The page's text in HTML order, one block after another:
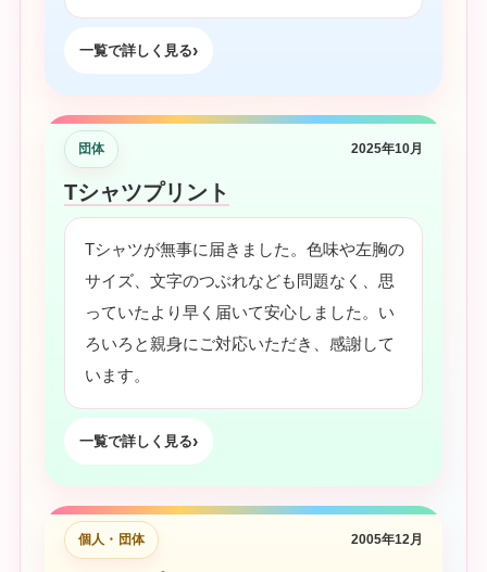
一覧で詳しく見る
団体 2025年10月
Tシャツプリント
Tシャツが無事に届きました。色味や左胸の
サイズ、文字のつぶれなども問題なく、思
っていたより早く届いて安心しました。い
ろいろと親身にご対応いただき、感謝して
います。
一覧で詳しく見る
個人・団体 2005年12月